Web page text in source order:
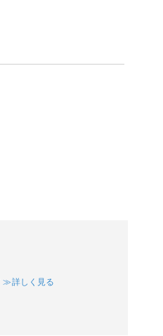
詳しく見る